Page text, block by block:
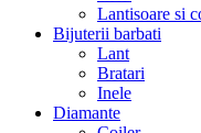
Lantisoare si
Bijuterii barbati
Lant
Bratari
Inele
Diamante